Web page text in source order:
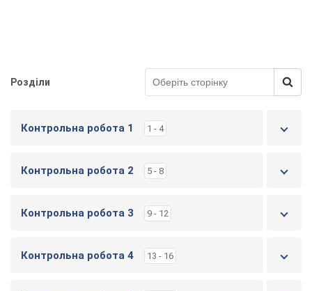
Розділи
Контрольна робота 1 1 - 4
Контрольна робота 2 5 - 8
Контрольна робота 3 9 - 12
Контрольна робота 4 13 - 16